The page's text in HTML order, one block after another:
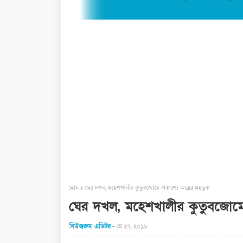
হোম ঘের দখল, মহেশখালীর কুতুবজোমে প্রকাশ্যে অস্ত্রের মহড়ক
ঘের দখল, মহেশখালীর কুতুবজোমে
নিউজরুম এডিটর মে ২৭, ২০১৮